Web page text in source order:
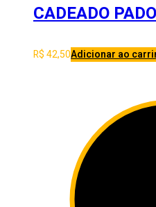
CADEADO
R$42,50Adicionar ao